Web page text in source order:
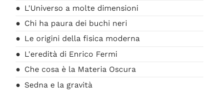
L'Universo a molte dimensioni
Chi ha paura dei buchi neri
Le origini della fisica moderna
L'eredità di Enrico Fermi
Che cosa è la Materia Oscura
Sedna e la gravità